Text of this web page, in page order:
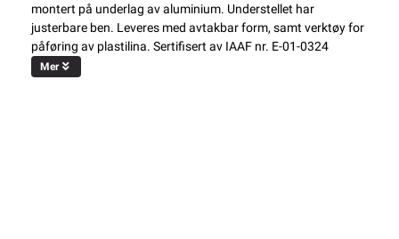
montert på underlag av aluminium. Understellet har
justerbare ben. Leveres med avtakbar form, samt verktøy for
påføring av plastilina. Sertifisert av IAAF nr. E-01-0324
Mer